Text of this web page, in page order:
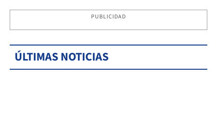
PUBLICIDAD
ÚLTIMAS NOTICIAS